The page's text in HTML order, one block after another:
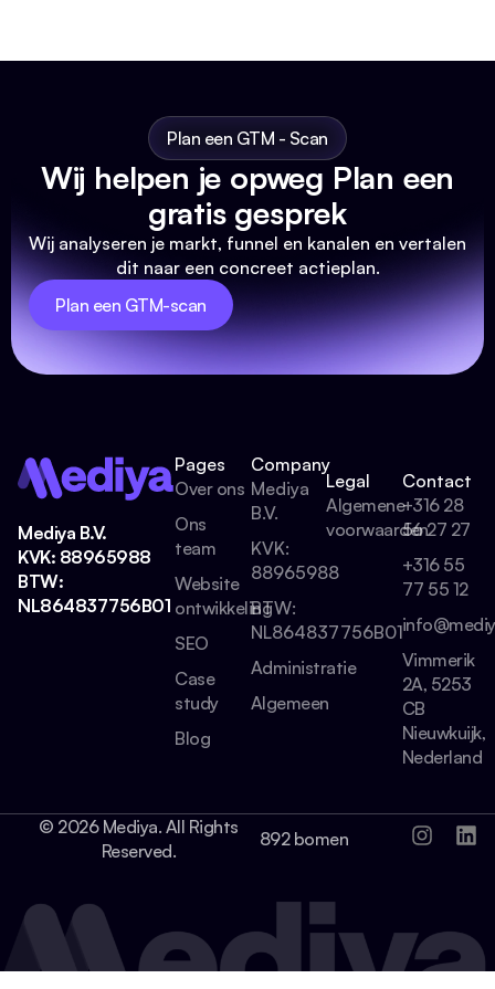
Plan een GTM - Scan
Wij helpen je opweg Plan een
gratis gesprek
Wij analyseren je markt, funnel en kanalen en vertalen
dit naar een concreet actieplan.
Plan een GTM-scan
Mediya B.V.
KVK: 88965988
BTW:
NL864837756B01
Pages
Over ons
Ons
team
Website
ontwikkeling
SEO
Case
study
Blog
Company
Mediya
B.V.
KVK:
88965988
BTW:
NL864837756B01
Administratie
Algemeen
Legal
Algemene
voorwaarden
Contact
+316 28
56 27 27
+316 55
77 55 12
Vimmerik
2A, 5253
CB
Nieuwkuijk,
Nederland
© 2026 Mediya. All Rights
Reserved.
892 bomen